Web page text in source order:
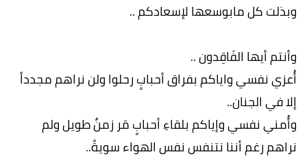
وبذلت كل مابوسعها لإسعادكم ..
وأنتم أيها الفَاقِدون ..
أُعزي نفسي واياكم بفراق أحبابٍ رحلوا ولن نراهم مجدداً
إلا في الجنان..
وأُمني نفسي وإياكم بلقاءِ أحبابٍ مَر زمنٌ طويل ولم
نراهم رغم أننا نتنفس نفس الهواء سويةً..